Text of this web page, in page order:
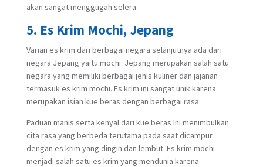
akan sangat menggugah selera.
5. Es Krim Mochi, Jepang
Varian es krim dari berbagai negara selanjutnya ada dari
negara Jepang yaitu mochi. Jepang merupakan salah satu
negara yang memiliki berbagai jenis kuliner dan jajanan
termasuk es krim mochi. Es krim ini sangat unik karena
merupakan isian kue beras dengan berbagai rasa.
Paduan manis serta kenyal dari kue beras Ini menimbulkan
cita rasa yang berbeda terutama pada saat dicampur
dengan es krim yang dingin dan lembut. Es krim mochi
menjadi salah satu es krim yang mendunia karena